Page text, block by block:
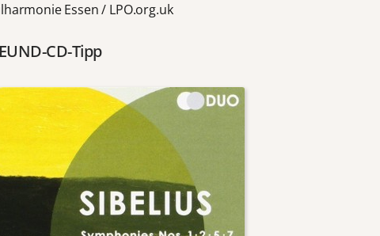
Essen / LPO.org.uk
CD-Tipp